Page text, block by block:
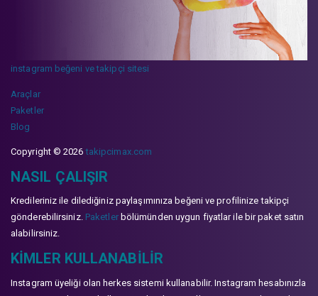
instagram beğeni ve takipçi sitesi
Araçlar
Paketler
Blog
Copyright © 2026takipcimax.com
NASIL ÇALIŞIR
Kredileriniz ile dilediğiniz paylaşımınıza beğeni ve profilinize takipçi
gönderebilirsiniz. Paketlerbölümünden uygun fiyatlar ile bir paket satın
alabilirsiniz.
KIMLER KULLANABILIR
Instagram üyeliği olan herkes sistemi kullanabilir. Instagram hesabınızla